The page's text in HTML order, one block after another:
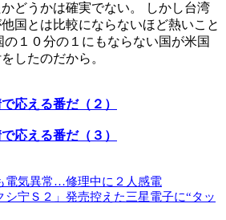
どうかは確実でない。 しかし台湾
国とは比較にならないほど熱いこと
１０分の１にもならない国が米国
したのだから。
応える番だ（２）
応える番だ（３）
電気異常…修理中に２人感電
シ宁Ｓ２」発売控えた三星電子に“タッ